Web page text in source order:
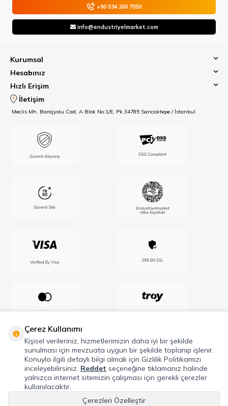
+90 534 260 7550
info@endustriyelmarket.com
Kurumsal
Hesabınız
Hızlı Erişim
İletişim
Meclis Mh. Barajyolu Cad, A Blok No:1/E, Pk.34785 Sancaktepe / İstanbul
Telif Hakkı © 2026 Maxel Endüstri Elektrik Elektronik San. Tic. Şti. Tüm hakları
Çerez Kullanımı
Kişisel verileriniz, hizmetlerimizin daha iyi bir şekilde
sunulması için mevzuata uygun bir şekilde toplanıp işlenir.
Konuyla ilgili detaylı bilgi almak için Gizlilik Politikamızı
inceleyebilirsiniz. Reddet seçeneğine tıklamanız halinde
yalnızca internet sitemizin çalışması için gerekli çerezler
kullanılacaktır.
Çerezleri Özelleştir